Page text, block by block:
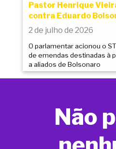
Pastor Henrique
contra Eduardo
2 de julho de 2026
O parlamentar acionou o
de emendas destinadas à
a aliados de Bolsonaro
Não